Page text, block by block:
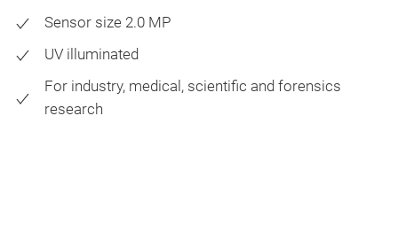
Sensor size 2.0 MP
UV illuminated
For industry, medical, scientific and forensics
research